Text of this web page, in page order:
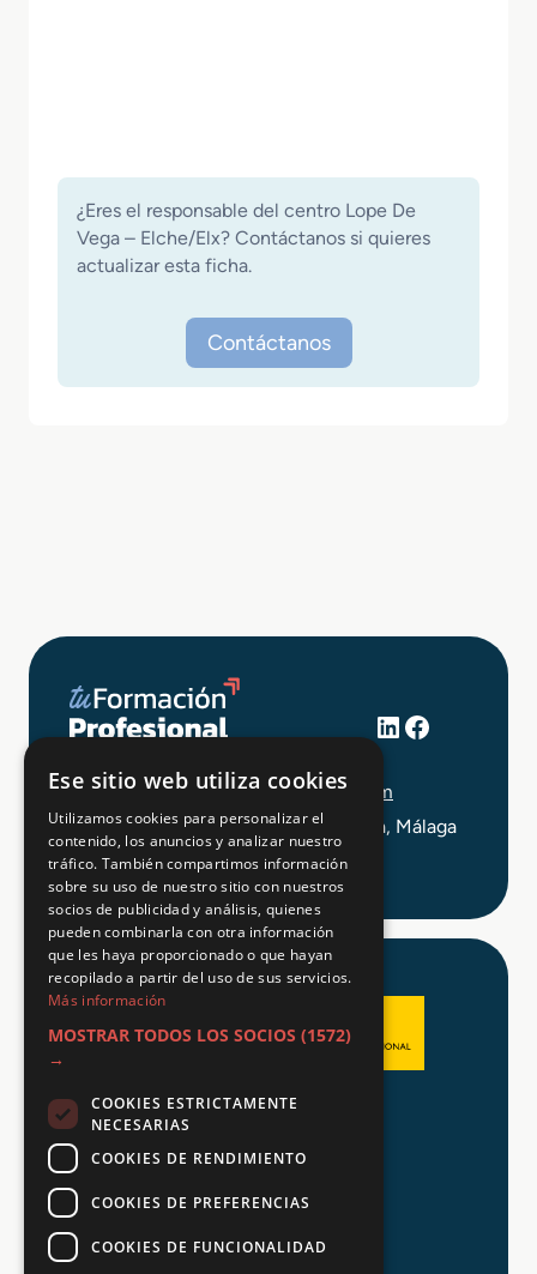
¿Eres el responsable del centro Lope De
Vega – Elche/Elx? Contáctanos si quieres
actualizar esta ficha.
Contáctanos
LinkedIn
Facebook
info@tuformacionprofesional.com
C/ Alameda Principal 21, 2ª Planta, Málaga
Aviso legal
Política de Privacidad
© 2026 Tu FP
Ese sitio web utiliza cookies
Utilizamos cookies para personalizar el
contenido, los anuncios y analizar nuestro
tráfico. También compartimos información
sobre su uso de nuestro sitio con nuestros
socios de publicidad y análisis, quienes
pueden combinarla con otra información
que les haya proporcionado o que hayan
recopilado a partir del uso de sus servicios.
Más información
MOSTRAR TODOS LOS SOCIOS (1572)
→
COOKIES ESTRICTAMENTE
NECESARIAS
COOKIES DE RENDIMIENTO
COOKIES DE PREFERENCIAS
COOKIES DE FUNCIONALIDAD